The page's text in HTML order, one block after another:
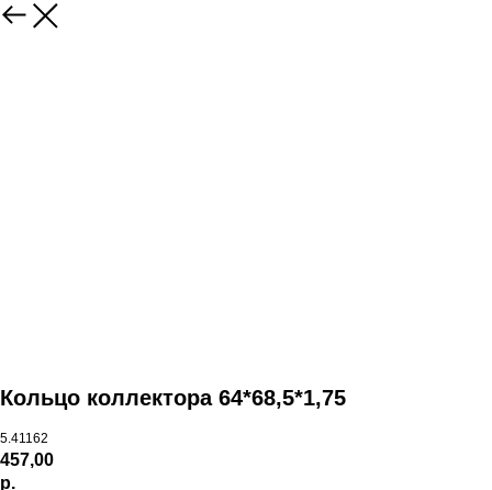
Кольцо коллектора 64*68,5*1,75
5.41162
457,00
р.